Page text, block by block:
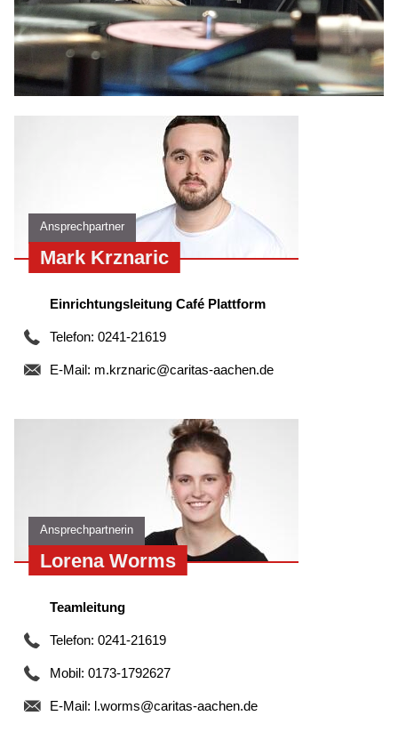
Ansprechpartner
Mark Krznaric
Einrichtungsleitung Café Plattform
Telefon: 0241-21619
E-Mail: m.krznaric@caritas-aachen.de
Ansprechpartnerin
Lorena Worms
Teamleitung
Telefon: 0241-21619
Mobil: 0173-1792627
E-Mail: l.worms@caritas-aachen.de